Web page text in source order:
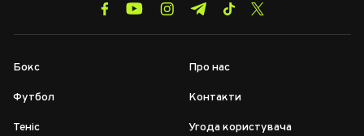
Бокс
Футбол
Теніс
Про нас
Контакти
Угода користувача